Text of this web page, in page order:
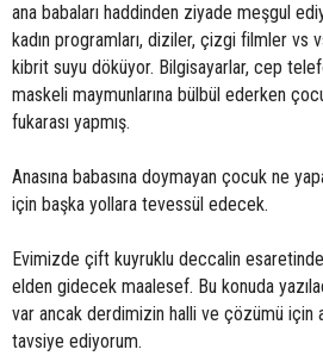
ana babaları haddinden ziyade meşgul
kadın programları, diziler, çizgi filmler vs
kibrit suyu döküyor. Bilgisayarlar, cep
maskeli maymunlarına bülbül ederken
fukarası yapmış.
Anasına babasına doymayan çocuk ne
için başka yollara tevessül edecek.
Evimizde çift kuyruklu deccalin
elden gidecek maalesef. Bu konuda
var ancak derdimizin halli ve çözümü için
tavsiye ediyorum.